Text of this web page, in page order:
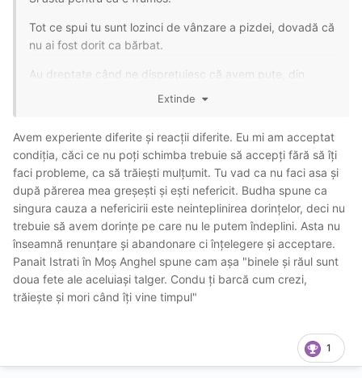
Tot ce spui tu sunt lozinci de vânzare a pizdei, dovadă că
nu ai fost dorit ca bărbat.
Au dreptate când ne disprețuiesc că avem puțe, din
moment ce atât de mulți sunt atât de slabi încât pot
Extinde
Avem experiente diferite și reacții diferite. Eu mi am acceptat
condiția, căci ce nu poți schimba trebuie să accepți fără să îți
faci probleme, ca să trăiești mulțumit. Tu vad ca nu faci asa și
după părerea mea greșești și ești nefericit. Budha spune ca
singura cauza a nefericirii este neinteplinirea dorințelor, deci nu
trebuie să avem dorințe pe care nu le putem îndeplini. Asta nu
înseamnă renunțare și abandonare ci înțelegere și acceptare.
Panait Istrati în Moș Anghel spune cam așa "binele și răul sunt
doua fete ale aceluiași talger. Condu ți barcă cum crezi,
trăiește și mori când îți vine timpul"
1